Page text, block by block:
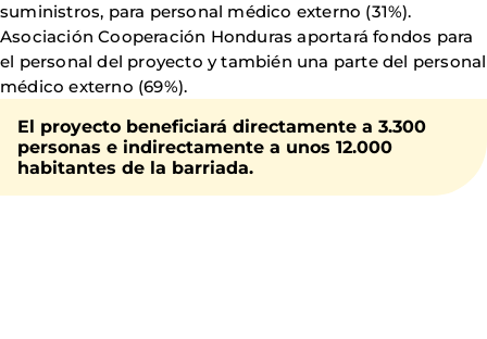
suministros, para personal médico externo (31%).
Asociación Cooperación Honduras aportará fondos para
el personal del proyecto y también una parte del personal
médico externo (69%).
El proyecto beneficiará directamente a 3.300
personas e indirectamente a unos 12.000
habitantes de la barriada.